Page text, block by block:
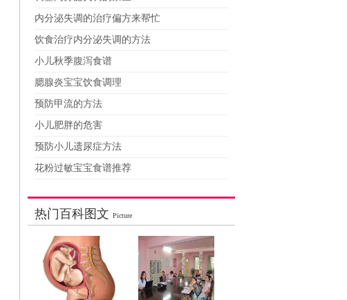
内分泌失调的治疗偏方来帮忙
饮食治疗内分泌失调的方法
小儿秋季腹泻食谱
腮腺炎宝宝饮食调理
预防甲流的方法
小儿肥胖的危害
预防小儿遗尿症方法
花粉过敏宝宝食谱推荐
热门百科图文 Picture